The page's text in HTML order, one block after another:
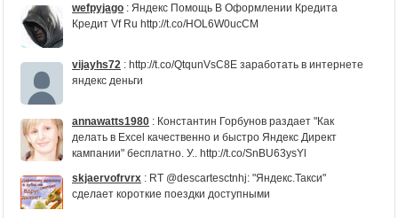
wefpyjago : Яндекс Помощь В Оформлении Кредита
Кредит Vf Ru http://t.co/HOL6W0ucCM
vijayhs72 : http://t.co/QtqunVsC8E заработать в интернете
яндекс деньги
annawatts1980 : Константин Горбунов раздает "Как
делать в Excel качественно и быстро Яндекс Директ
кампании" бесплатно. У.. http://t.co/SnBU63ysYl
skjaervofrvrx : RT @descartesctnhj: "Яндекс.Такси"
сделает короткие поездки доступными